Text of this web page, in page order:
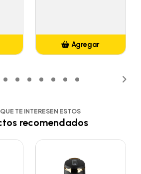
Agregar
TE INTERESEN ESTOS
recomendados